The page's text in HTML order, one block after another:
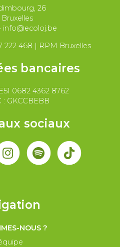
26
Bruxelles
• info@ecoloj.be
222 468 | RPM Bruxelles
bancaires
0682 4362 8762
GKCCBEBB
sociaux
NOUS ?